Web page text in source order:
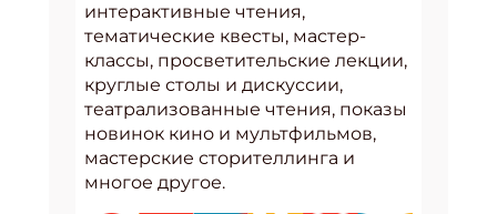
интерактивные чтения,
тематические квесты, мастер-
классы, просветительские лекции,
круглые столы и дискуссии,
театрализованные чтения, показы
новинок кино и мультфильмов,
мастерские сторителлинга и
многое другое.